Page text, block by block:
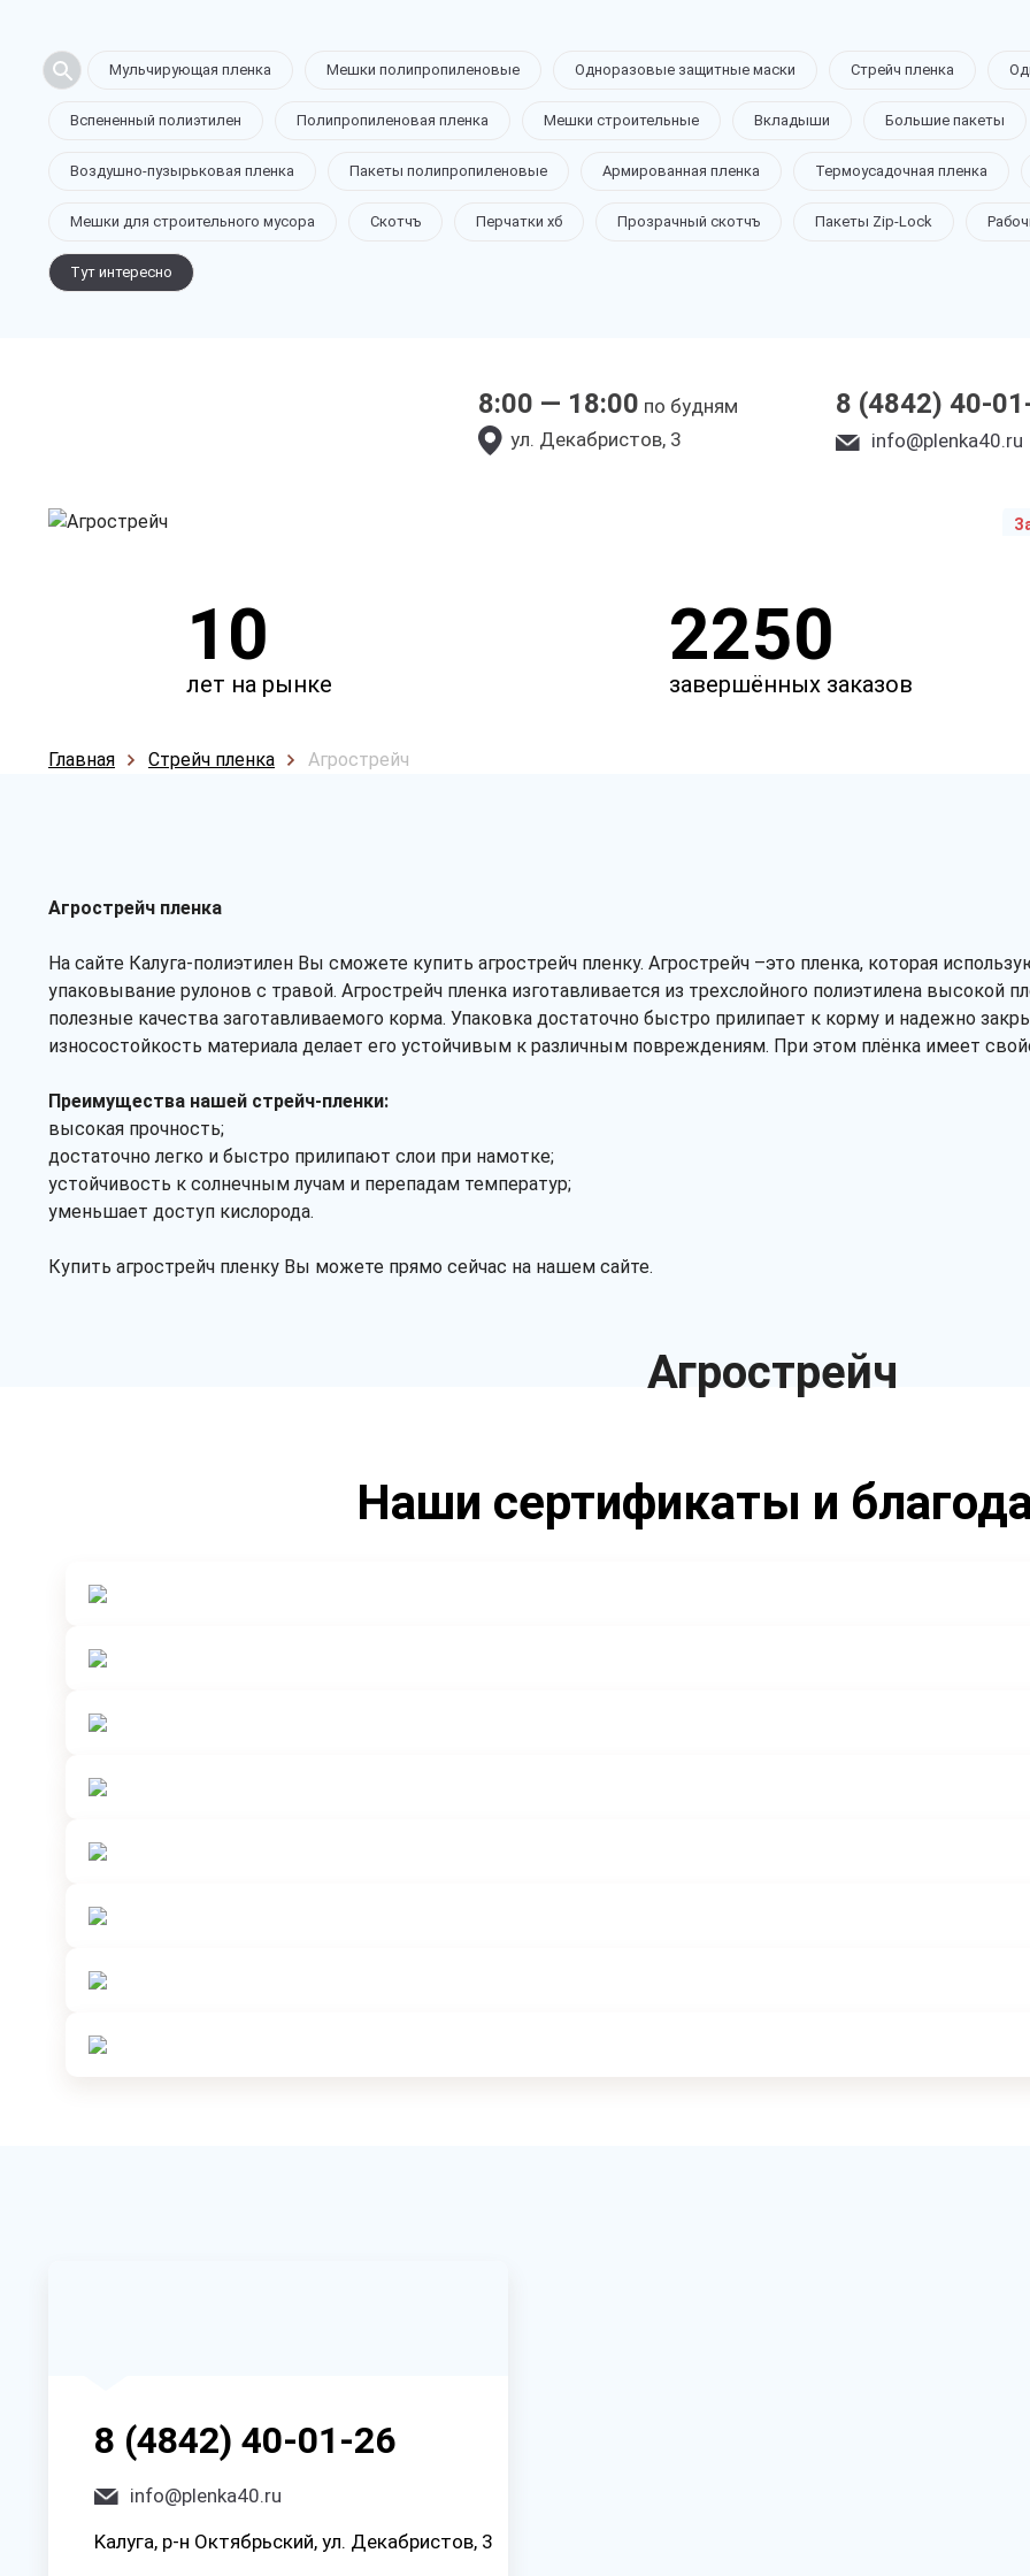
Мульчирующая пленка Мешки полипропиленовые Одноразовые защитные маски Стрейч пленка
Вспененный полиэтилен Полипропиленовая пленка Мешки строительные Вкладыши Большие пакеты
Воздушно-пузырьковая пленка Пакеты полипропиленовые Армированная пленка Термоусадочная пленка
Мешки для строительного мусора Скотчъ Перчатки хб Прозрачный скотчъ Пакеты Zip-Lock
Тут интересно
8:00 — 18:00 по будням
yл. Дeкaбpиcтoв, 3
8 (4842) 40-
info@plenka40.ru
Агрострейч
в Калуге
только приятные цены
10
лет на рынке
2250
завершённых заказов
Главная Стрейч пленка Агрострейч
Агрострейч пленка
На сайте Калуга-полиэтилен Вы сможете купить агрострейч пленку. Агрострейч –это пленка, которая
упаковывание рулонов с травой. Агрострейч пленка изготавливается из трехслойного полиэтилена высокой
полезные качества заготавливаемого корма. Упаковка достаточно быстро прилипает к корму и надежно
износостойкость материала делает его устойчивым к различным повреждениям. При этом плёнка имеет
Преимущества нашей стрейч-пленки:
высокая прочность;
достаточно легко и быстро прилипают слои при намотке;
устойчивость к солнечным лучам и перепадам температур;
уменьшает доступ кислорода.
Купить агрострейч пленку Вы можете прямо сейчас на нашем сайте.
Агрострейч
Наши сертификаты и
8 (4842) 40-01-26
info@plenka40.ru
Kaлyгa, p-н Oктябpьcкий, yл. Дeкaбpиcтoв, 3